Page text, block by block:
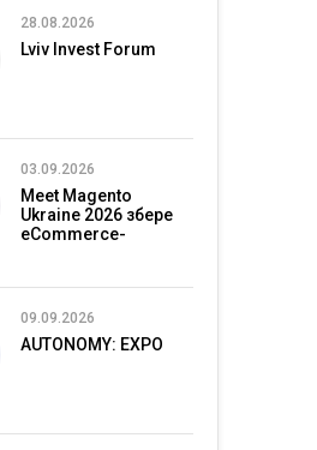
28.08.2026
Lviv Invest Forum
03.09.2026
Meet Magento
Ukraine 2026 збере
eCommerce-
09.09.2026
AUTONOMY: EXPO